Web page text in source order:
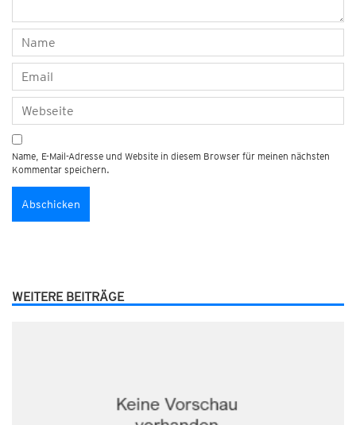
Name, E-Mail-Adresse und Website in diesem Browser für meinen nächsten
Kommentar speichern.
WEITERE BEITRÄGE